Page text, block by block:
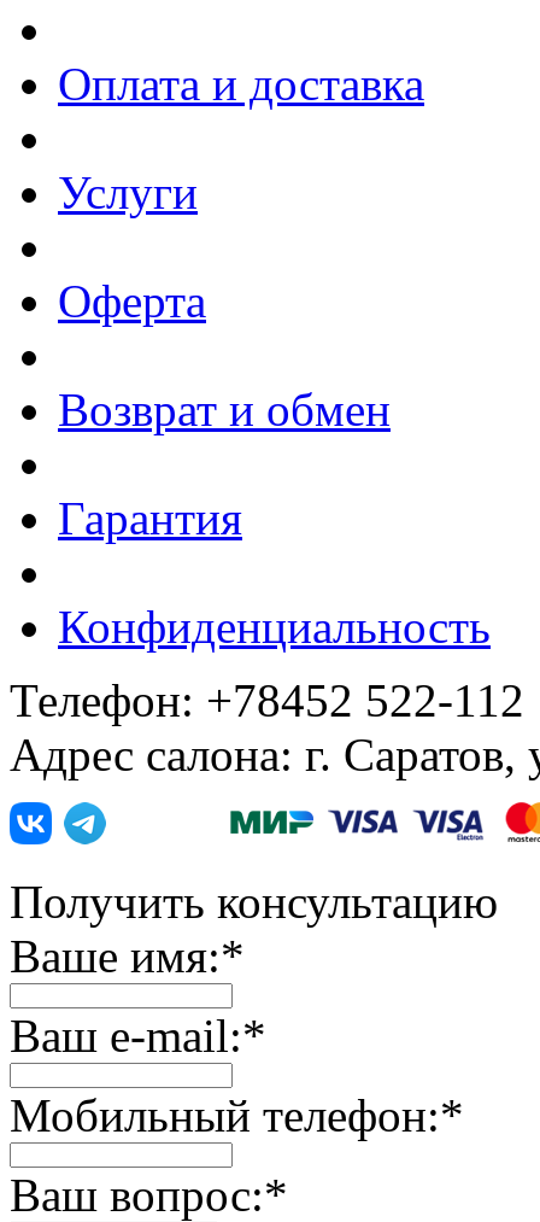
Оплата и доставка
Услуги
Оферта
Возврат и обмен
Гарантия
Конфиденциальность
Телефон: +78452 522-112
Адрес салона: г. Саратов,
Получить консультацию
Ваше имя:*
Ваш e-mail:*
Мобильный телефон:*
Ваш вопрос:*